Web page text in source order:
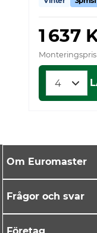
1 637
Monteringspris
Om Euromaster
Frågor och svar